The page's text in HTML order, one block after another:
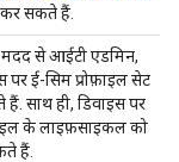
सकते हैं.
से आईटी एडमिन,
पर ई-सिम प्रोफ़ाइल सेट
साथ ही, डिवाइस पर
के लाइफ़साइकल को
हैं.